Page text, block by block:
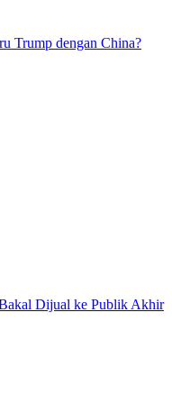
Trump dengan China?
Dijual ke Publik Akhir